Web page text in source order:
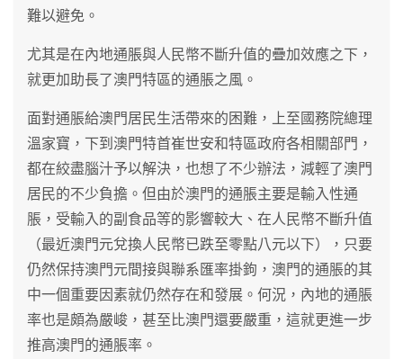
難以避免。
尤其是在內地通脹與人民幣不斷升值的疊加效應之下，
就更加助長了澳門特區的通脹之風。
面對通脹給澳門居民生活帶來的困難，上至國務院總理
溫家寶，下到澳門特首崔世安和特區政府各相關部門，
都在絞盡腦汁予以解決，也想了不少辦法，減輕了澳門
居民的不少負擔。但由於澳門的通脹主要是輸入性通
脹，受輸入的副食品等的影響較大、在人民幣不斷升值
（最近澳門元兌換人民幣已跌至零點八元以下），只要
仍然保持澳門元間接與聯系匯率掛鉤，澳門的通脹的其
中一個重要因素就仍然存在和發展。何況，內地的通脹
率也是頗為嚴峻，甚至比澳門還要嚴重，這就更進一步
推高澳門的通脹率。